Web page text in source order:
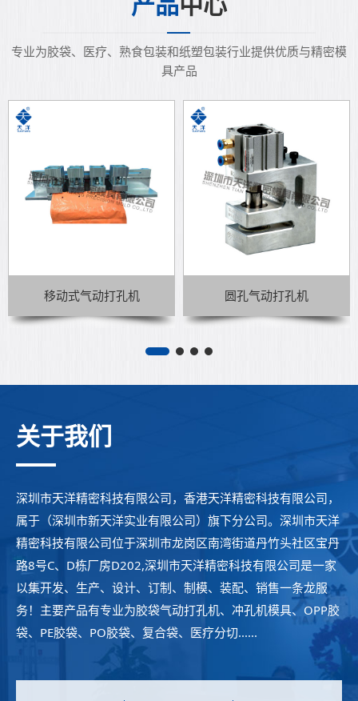
专业为胶袋、医疗、熟食包装和纸塑包装行业提供优质与精密模
具产品
移动式气动打孔机 圆孔气动打孔机
关于我们
深圳市天洋精密科技有限公司，香港天洋精密科技有限公司，
属于（深圳市新天洋实业有限公司）旗下分公司。深圳市天洋
精密科技有限公司位于深圳市龙岗区南湾街道丹竹头社区宝丹
路8号C、D栋厂房D202,深圳市天洋精密科技有限公司是一家
以集开发、生产、设计、订制、制模、装配、销售一条龙服
务！主要产品有专业为胶袋气动打孔机、冲孔机模具、OPP胶
袋、PE胶袋、PO胶袋、复合袋、医疗分切......